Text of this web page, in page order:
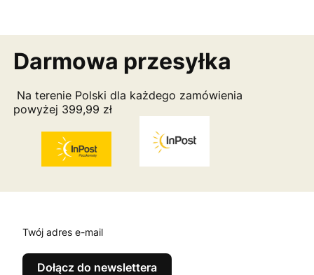
Darmowa przesyłka
Na terenie Polski dla każdego zamówienia
powyżej 399,99 zł
Twój adres e-mail
Dołącz do newslettera